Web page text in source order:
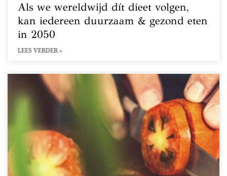
Als we wereldwijd dít dieet volgen,
kan iedereen duurzaam & gezond eten
in 2050
LEES VERDER »